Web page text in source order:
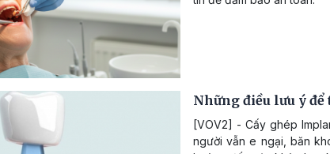
Những điều lưu ý
[VOV2] - Cấy ghép
người vẫn e ngại, băn